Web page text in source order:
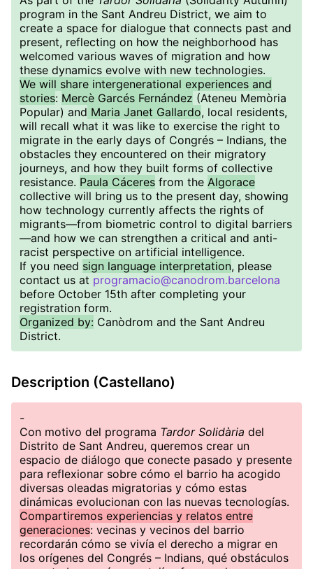
program in the Sant Andreu District, we aim to
create a space for dialogue that connects past and
present, reflecting on how the neighborhood has
welcomed various waves of migration and how
these dynamics evolve with new technologies.
We will share intergenerational experiences and
stories: Mercè Garcés Fernández (Ateneu Memòria
Popular) and Maria Janet Gallardo, local residents,
will recall what it was like to exercise the right to
migrate in the early days of Congrés – Indians, the
obstacles they encountered on their migratory
journeys, and how they built forms of collective
resistance. Paula Cáceres from the Algorace
collective will bring us to the present day, showing
how technology currently affects the rights of
migrants—from biometric control to digital barriers
—and how we can strengthen a critical and anti-
racist perspective on artificial intelligence.
If you need sign language interpretation, please
contact us at programacio@canodrom.barcelona
before October 15th after completing your
registration form.
Organized by: Canòdrom and the Sant Andreu
District.
Description (Castellano)
-
Con motivo del programa Tardor Solidària del
Distrito de Sant Andreu, queremos crear un
espacio de diálogo que conecte pasado y presente
para reflexionar sobre cómo el barrio ha acogido
diversas oleadas migratorias y cómo estas
dinámicas evolucionan con las nuevas tecnologías.
Compartiremos experiencias y relatos entre
generaciones: vecinas y vecinos del barrio
recordarán cómo se vivía el derecho a migrar en
los orígenes del Congrés – Indians, qué obstáculos